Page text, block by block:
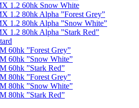
1.2 60hk Snow White
1.2 80hk Alpha ”Forest Grey”
1.2 80hk Alpha ”Snow White”
1.2 80hk Alpha ”Stark Red”
60hk ”Forest Grey”
60hk ”Snow White”
60hk ”Stark Red”
80hk ”Forest Grey”
80hk ”Snow White”
80hk ”Stark Red”